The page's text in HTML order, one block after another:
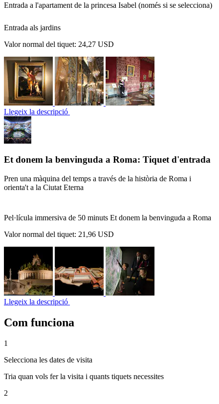
Entrada a l'apartament de la princesa Isabel (només si se selecciona)
Entrada als jardins
Valor normal del tiquet: 24,27 USD
Llegeix la descripció
Et donem la benvinguda a Roma: Tiquet d'entrada
Pren una màquina del temps a través de la història de Roma i
orienta't a la Ciutat Eterna
Pel·lícula immersiva de 50 minuts Et donem la benvinguda a Roma
Valor normal del tiquet: 21,96 USD
Llegeix la descripció
Com funciona
1
Selecciona les dates de visita
Tria quan vols fer la visita i quants tiquets necessites
2